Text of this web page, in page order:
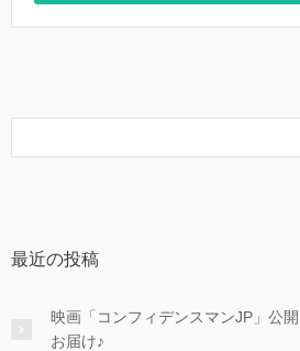
最近の投稿
映画「コンフィデンスマンJP」公
お届け♪